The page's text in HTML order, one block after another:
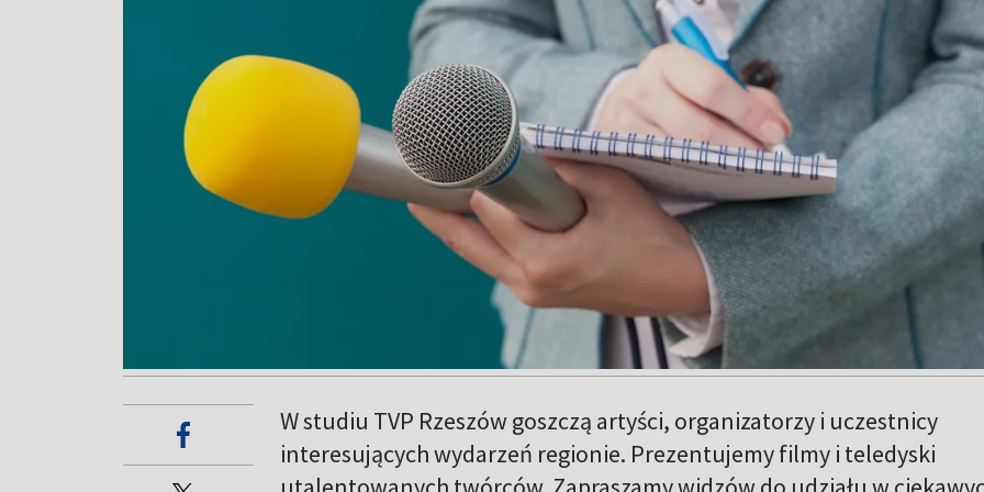
W studiu TVP Rzeszów goszczą artyści, organizatorzy i uczestnicy
interesujących wydarzeń regionie. Prezentujemy filmy i teledyski